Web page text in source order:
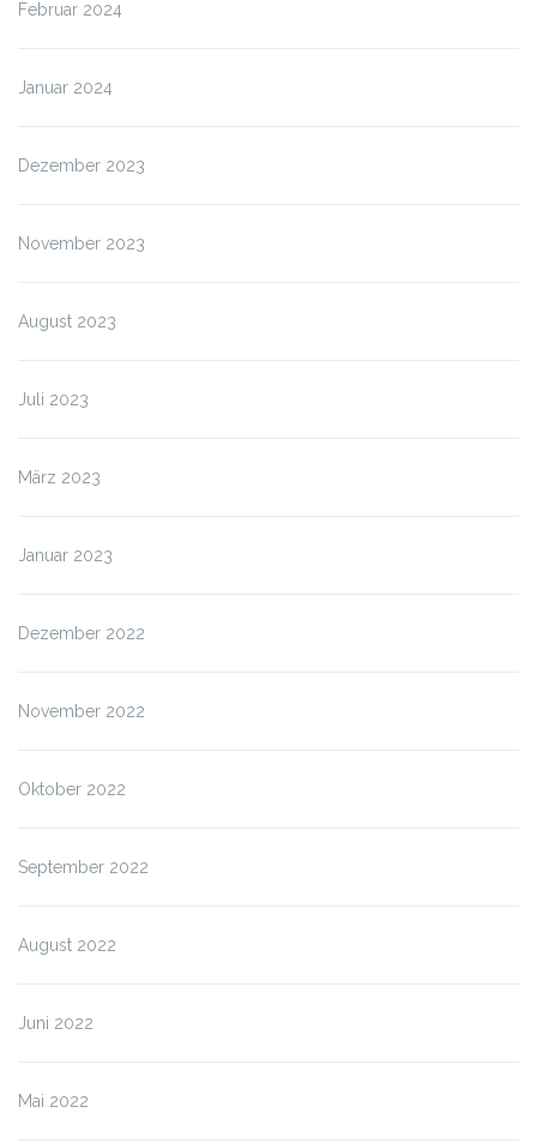
Februar 2024
Januar 2024
Dezember 2023
November 2023
August 2023
Juli 2023
März 2023
Januar 2023
Dezember 2022
November 2022
Oktober 2022
September 2022
August 2022
Juni 2022
Mai 2022